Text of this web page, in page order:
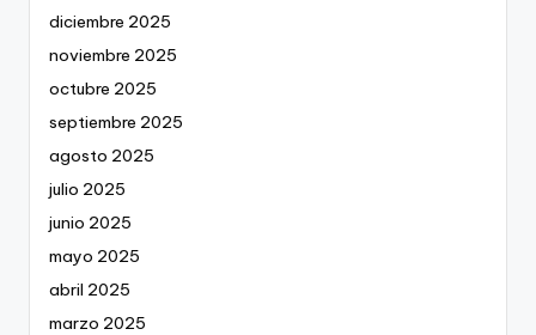
diciembre 2025
noviembre 2025
octubre 2025
septiembre 2025
agosto 2025
julio 2025
junio 2025
mayo 2025
abril 2025
marzo 2025